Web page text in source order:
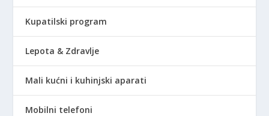
Kupatilski program
Lepota & Zdravlje
Mali kućni i kuhinjski aparati
Mobilni telefoni